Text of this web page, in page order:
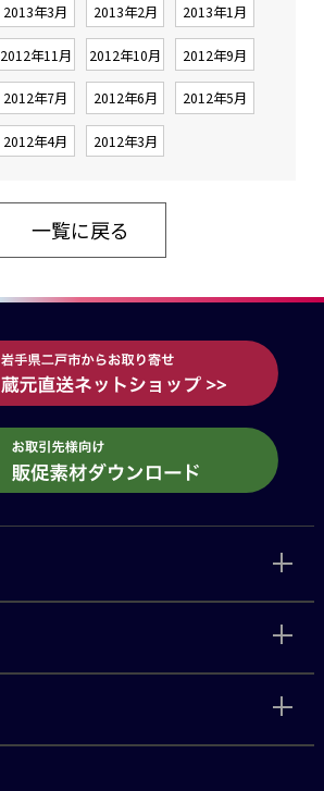
2013年3月 2013年2月 2013年1月
2012年11月 2012年10月 2012年9月
2012年7月 2012年6月 2012年5月
2012年4月 2012年3月
一覧に戻る